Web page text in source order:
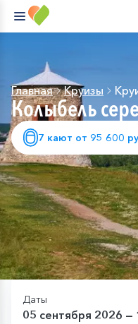
Главная Круизы
Колыбель
7 кают от 95 600
Даты
05 сентября 2026 —